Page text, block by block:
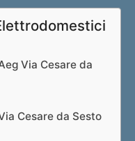
Via Cesare da
Cesare da Sesto